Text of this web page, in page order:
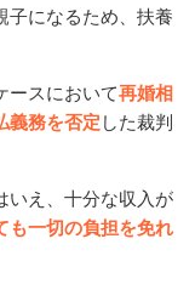
子になるため、扶養
ースにおいて再婚相
義務を否定 した裁判
いえ、十分な収入が
も一切の負担を免れ